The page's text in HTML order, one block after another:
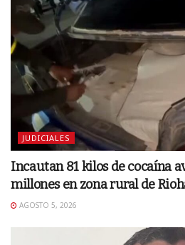
JUDICIALES
Incautan 81 kilos de cocaína
millones en zona rural de
AGOSTO 5, 2026